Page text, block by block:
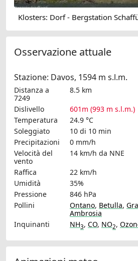
Osservazione attuale
Stazione: Davos, 1594 m s.l.m.
Distanza a
7249
8.5 km
Dislivello
601m (993 m s.l.m.)
Temperatura
24.9 °C
Soleggiato
10 di 10 min
Precipitazioni
0 mm/h
Velocità del
vento
14 km/h da NNE
Raffica
22 km/h
Umidità
35%
Pressione
846 hPa
Pollini
Ontano, Betulla,
Ambrosia
Inquinanti
NH3, CO, NO2,